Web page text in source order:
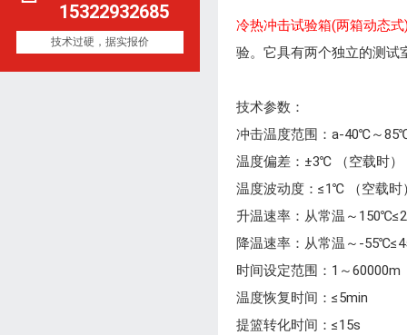
15322932685
技术过硬，据实报价
冷热冲击试验箱(两箱动态式
验。它具有两个独立的测试
技术参数：
冲击温度范围：a-40℃～
温度偏差：±3℃ （空载时）
温度波动度：≤1℃ （空载时
升温速率：从常温～
降温速率：从常温～-
时间设定范围：1～60000m
温度恢复时间：≤5min
提篮转化时间：≤15s